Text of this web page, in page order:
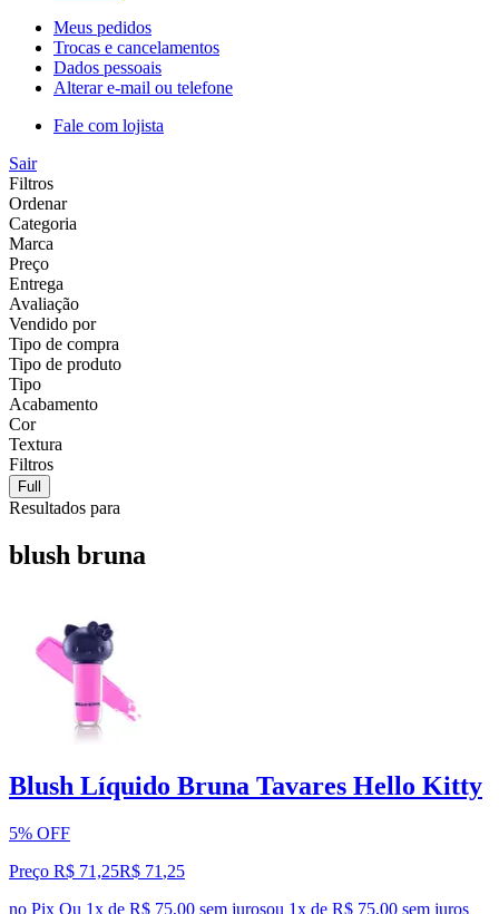
Meus pedidos
Trocas e cancelamentos
Dados pessoais
Alterar e-mail ou telefone
Fale com lojista
Sair
Filtros
Ordenar
Categoria
Marca
Preço
Entrega
Avaliação
Vendido por
Tipo de compra
Tipo de produto
Tipo
Acabamento
Cor
Textura
Filtros
Full
Resultados para
blush bruna
Blush Líquido Bruna Tavares Hello Kitty
5% OFF
Preço R$ 71,25R$ 71 ,25
no Pix Ou 1x de R$ 75,00 sem jurosou 1x de R$ 75,00 sem juros